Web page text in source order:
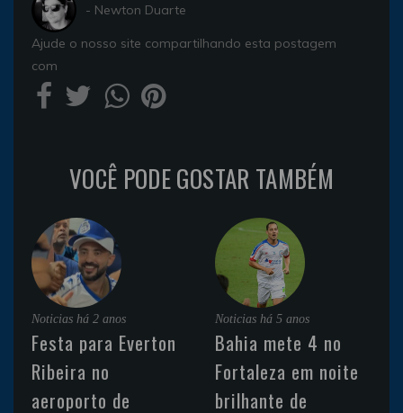
- Newton Duarte
Ajude o nosso site compartilhando esta postagem
com
VOCÊ PODE GOSTAR TAMBÉM
Noticias há 2 anos
Festa para Everton
Ribeira no
aeroporto de
Noticias há 5 anos
Bahia mete 4 no
Fortaleza em noite
brilhante de